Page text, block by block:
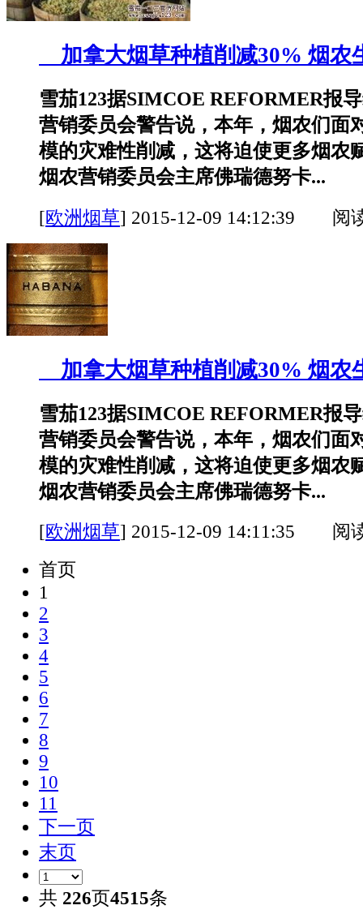
加拿大烟草种植削减30% 烟农
雪茄123据SIMCOE REFORMER报
营销委员会警告说，本年，烟农们面
模的灾难性削减，这将迫使更多烟农
烟农营销委员会主席佛瑞德努卡...
[欧洲烟草] 2015-12-09 14:12:39 阅
加拿大烟草种植削减30% 烟农
雪茄123据SIMCOE REFORMER报
营销委员会警告说，本年，烟农们面
模的灾难性削减，这将迫使更多烟农
烟农营销委员会主席佛瑞德努卡...
[欧洲烟草] 2015-12-09 14:11:35 阅
首页
1
2
3
4
5
6
7
8
9
10
11
下一页
末页
共 226 页4515条